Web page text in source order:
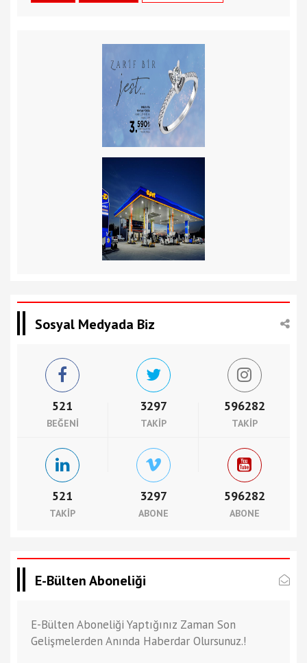
Sosyal Medyada Biz
521
BEĞENI
3297
TAKIP
596282
TAKIP
521
TAKIP
3297
ABONE
596282
ABONE
E-Bülten Aboneliği
E-Bülten Aboneliği Yaptığınız Zaman Son
Gelişmelerden Anında Haberdar Olursunuz.!